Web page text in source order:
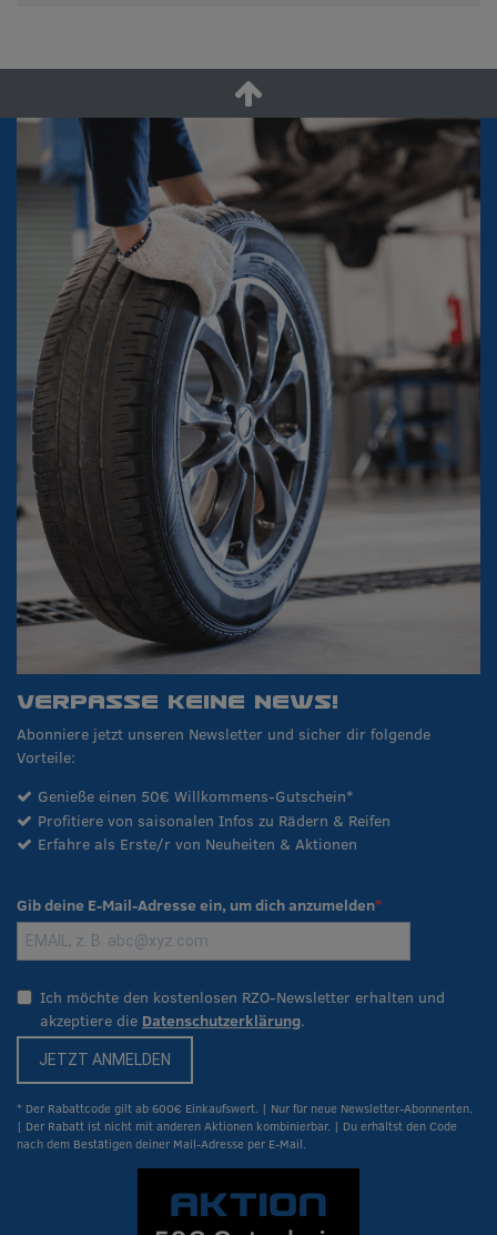
VERPASSE KEINE NEWS!
Abonniere jetzt unseren Newsletter und sicher dir folgende
Vorteile:
Genieße einen 50€ Willkommens-Gutschein*
Profitiere von saisonalen Infos zu Rädern & Reifen
Erfahre als Erste/r von Neuheiten & Aktionen
Gib deine E-Mail-Adresse ein, um dich anzumelden
Ich möchte den kostenlosen RZO-Newsletter erhalten und
akzeptiere die Datenschutzerklärung.
JETZT ANMELDEN
* Der Rabattcode gilt ab 600€ Einkaufswert. | Nur für neue Newsletter-Abonnenten.
| Der Rabatt ist nicht mit anderen Aktionen kombinierbar. | Du erhältst den Code
nach dem Bestätigen deiner Mail-Adresse per E-Mail.